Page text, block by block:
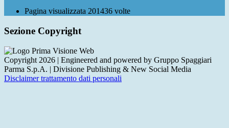
Pagina visualizzata 201436 volte
Sezione Copyright
Copyright 2026 | Engineered and powered by Gruppo Spaggiari
Parma S.p.A. | Divisione Publishing & New Social Media
Disclaimer trattamento dati personali